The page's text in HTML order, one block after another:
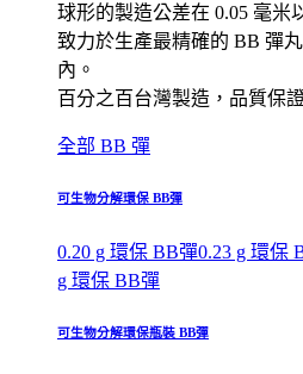
球形的製造公差在 0.05 毫米
致力於生產最精確的 BB 彈
內。
百分之百台灣製造，品質保
全部 BB 彈
可生物分解環保 BB彈
0.20 g 環保 BB彈0.23 g 環保
g 環保 BB彈
可生物分解環保瓶裝 BB彈